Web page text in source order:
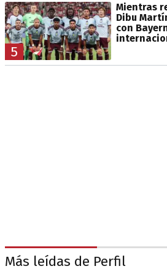
5
Mientras
Dibu
con
Más leídas de Perfil